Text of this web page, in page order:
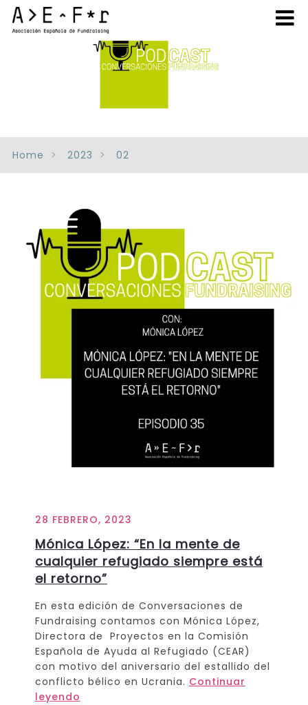
Home 2023 02
28 FEBRERO, 2023
Mónica López: “En la mente de
cualquier refugiado siempre está
el retorno”
En esta edición de Conversaciones de
Fundraising contamos con Mónica López,
Directora de Proyectos en la Comisión
Española de Ayuda al Refugiado (CEAR)
con motivo del aniversario del estallido del
conflicto bélico en Ucrania. Continuar
leyendo